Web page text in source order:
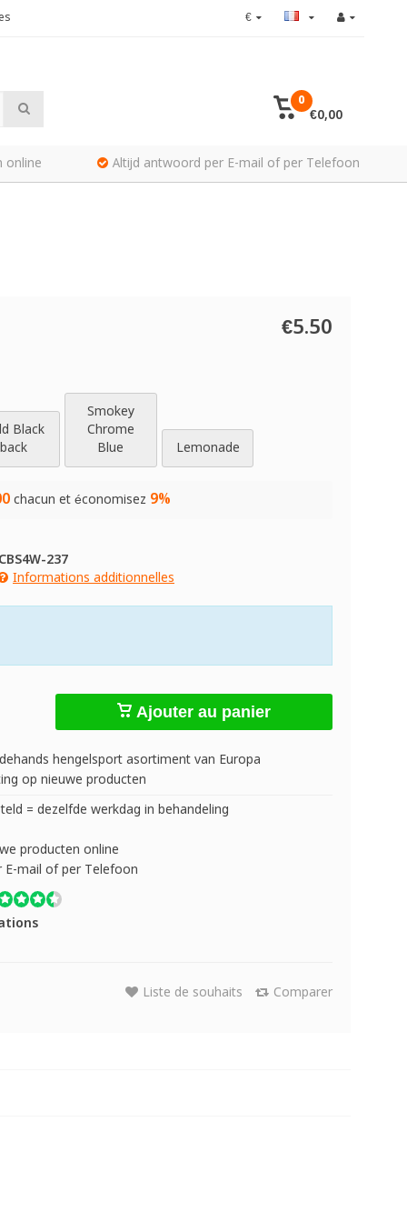
€
0
€0,00
online Altijd antwoord per E-mail of per Telefoon
€5.50
Black
back
Smokey
Chrome
Blue
Lemonade
chacun et économisez 9%
237
Informations additionnelles
Ajouter au panier
hengelsport asortiment van Europa
op nieuwe producten
= dezelfde werkdag in behandeling
producten online
mail of per Telefoon
Liste de souhaits Comparer